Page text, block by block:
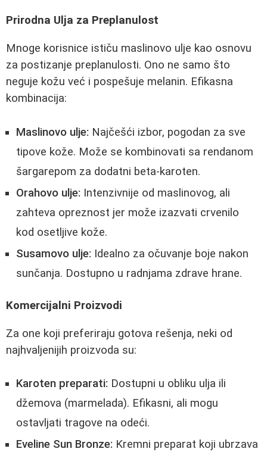
Prirodna Ulja za Preplanulost
Mnoge korisnice ističu maslinovo ulje kao osnovu
za postizanje preplanulosti. Ono ne samo što
neguje kožu već i pospešuje melanin. Efikasna
kombinacija:
Maslinovo ulje: Najčešći izbor, pogodan za sve
tipove kože. Može se kombinovati sa rendanom
šargarepom za dodatni beta-karoten.
Orahovo ulje: Intenzivnije od maslinovog, ali
zahteva opreznost jer može izazvati crvenilo
kod osetljive kože.
Susamovo ulje: Idealno za očuvanje boje nakon
sunčanja. Dostupno u radnjama zdrave hrane.
Komercijalni Proizvodi
Za one koji preferiraju gotova rešenja, neki od
najhvaljenijih proizvoda su:
Karoten preparati: Dostupni u obliku ulja ili
džemova (marmelada). Efikasni, ali mogu
ostavljati tragove na odeći.
Eveline Sun Bronze: Kremni preparat koji ubrzava